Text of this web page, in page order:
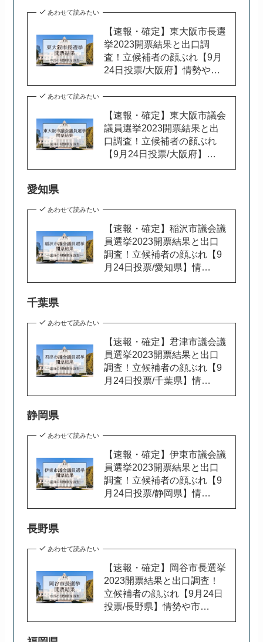
あわせて読みたい
【速報・確定】東大阪市長選
挙2023開票結果と出口調
査！立候補者の顔ぶれ【9月
24日投票/大阪府】情勢や…
あわせて読みたい
【速報・確定】東大阪市議会
議員選挙2023開票結果と出
口調査！立候補者の顔ぶれ
【9月24日投票/大阪府】…
愛知県
あわせて読みたい
【速報・確定】稲沢市議会議
員選挙2023開票結果と出口
調査！立候補者の顔ぶれ【9
月24日投票/愛知県】情…
千葉県
あわせて読みたい
【速報・確定】君津市議会議
員選挙2023開票結果と出口
調査！立候補者の顔ぶれ【9
月24日投票/千葉県】情…
静岡県
あわせて読みたい
【速報・確定】伊東市議会議
員選挙2023開票結果と出口
調査！立候補者の顔ぶれ【9
月24日投票/静岡県】情…
長野県
あわせて読みたい
【速報・確定】岡谷市長選挙
2023開票結果と出口調査！
立候補者の顔ぶれ【9月24日
投票/長野県】情勢や市…